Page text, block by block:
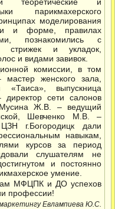
парикмахерского
моделирования
и форме, правилах
познакомились с
стрижек и укладок,
и видами завивок.
комиссии, в том
женского зала,
«Таиса», выпускница
сети салонов
Ж.В. – ведущий
Шевченко М.В. –
г.Богородицк дали
навыкам,
курсов за период
слушателям не
и постоянно
умение.
МФЦПК и ДО успехов
профессии!
Евлампиева Ю.С.